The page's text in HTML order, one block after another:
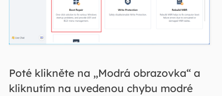
Poté klikněte na „Modrá obrazovka“ a
kliknutím na uvedenou chybu modré